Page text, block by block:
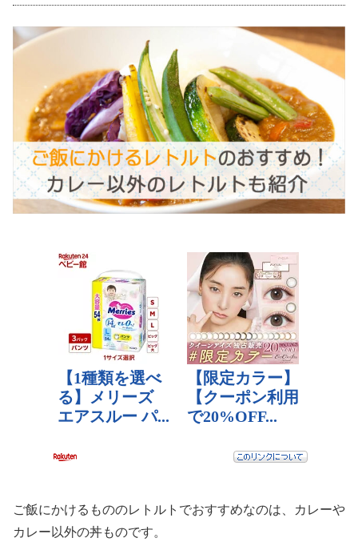
ご飯にかけるもののレトルトでおすすめなのは、カレーや
カレー以外の丼ものです。